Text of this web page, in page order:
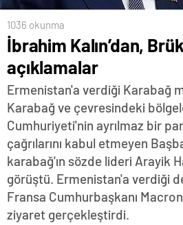
1036 okunma
İbrahim Kalın’dan,
açıklamalar
Ermenistan'a verdiği Karabağ
Karabağ ve çevresindeki
Cumhuriyeti'nin ayrılmaz bir
çağrılarını kabul etmeyen
karabağ'ın sözde lideri Arayik
görüştü. Ermenistan'a verdiği
Fransa Cumhurbaşkanı
ziyaret gerçekleştirdi.